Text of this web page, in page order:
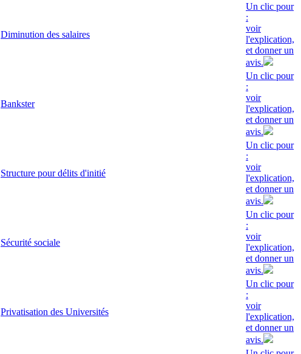
Diminution des salaires
Un clic pour
:
voir
l'explication,
et donner un
avis.
Bankster
Un clic pour
:
voir
l'explication,
et donner un
avis.
Structure pour délits d'initié
Un clic pour
:
voir
l'explication,
et donner un
avis.
Sécurité sociale
Un clic pour
:
voir
l'explication,
et donner un
avis.
Privatisation des Universités
Un clic pour
:
voir
l'explication,
et donner un
avis.